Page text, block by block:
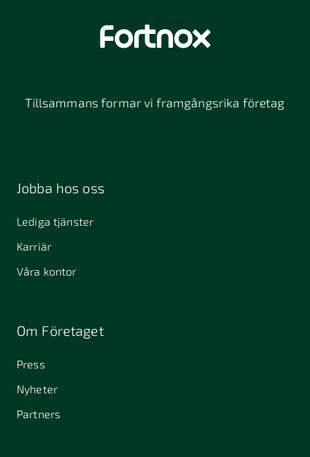
Tillsammans formar vi framgångsrika företag
Jobba hos oss
Lediga tjänster
Karriär
Våra kontor
Om Företaget
Press
Nyheter
Partners